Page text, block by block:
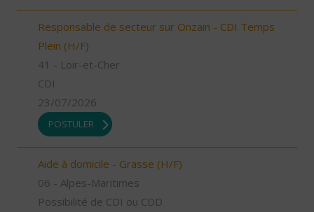
Responsable de secteur sur Onzain - CDI Temps
Plein (H/F)
41 - Loir-et-Cher
CDI
23/07/2026
POSTULER
Aide à domicile - Grasse (H/F)
06 - Alpes-Maritimes
Possibilité de CDI ou CDD